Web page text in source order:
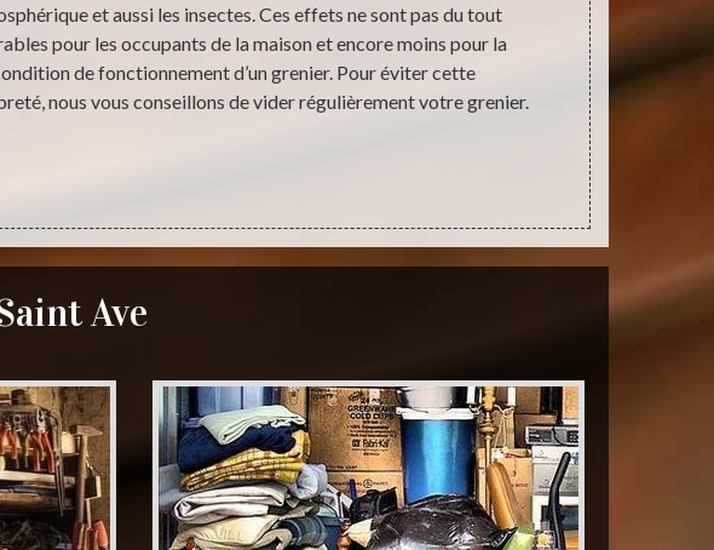
et aussi les insectes. Ces effets ne sont pas du tout
pour les occupants de la maison et encore moins pour la
de fonctionnement d’un grenier. Pour éviter cette
nous vous conseillons de vider régulièrement votre grenier.
ne serez
regretter
temps,
Ave